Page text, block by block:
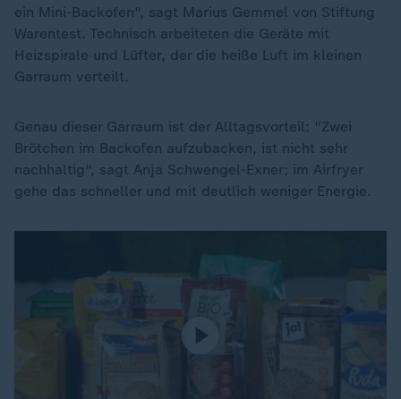
ein Mini-Backofen", sagt Marius Gemmel von Stiftung
Warentest. Technisch arbeiteten die Geräte mit
Heizspirale und Lüfter, der die heiße Luft im kleinen
Garraum verteilt.
Genau dieser Garraum ist der Alltagsvorteil: "Zwei
Brötchen im Backofen aufzubacken, ist nicht sehr
nachhaltig", sagt Anja Schwengel-Exner; im Airfryer
gehe das schneller und mit deutlich weniger Energie.